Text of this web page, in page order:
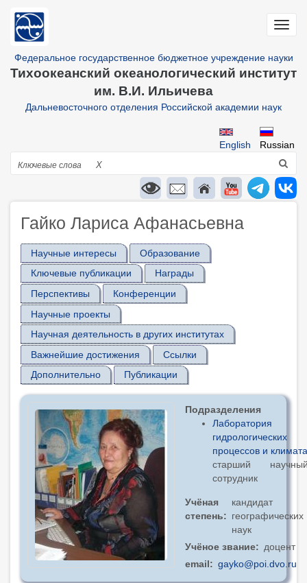
основному
Федеральное государственное бюджетное учреждение науки
Тихоокеанский океанологический институт
им. В.И. Ильичева
Дальневосточного отделения Российской академии наук
Russian
English
Поиск
X
Гайко Лариса Афанасьевна
Научные интересы
Образование
Ключевые публикации
Награды
Перспективы
Конференции
Научные проекты
Научная деятельность в других институтах
Важнейшие достижения
Ссылки
Дополнительно
Публикации
Подразделения
Лаборатория
гидрологических
процессов и климата
старший
сотрудник
Учёная
степень
кандидат
географических
наук
Учёное звание
доцент
email
gayko@poi.dvo.ru